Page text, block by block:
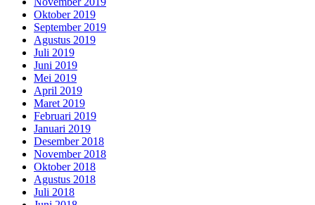
Oktober 2019
September 2019
Agustus 2019
Juli 2019
Juni 2019
Mei 2019
April 2019
Maret 2019
Februari 2019
Januari 2019
Desember 2018
November 2018
Oktober 2018
Agustus 2018
Juli 2018